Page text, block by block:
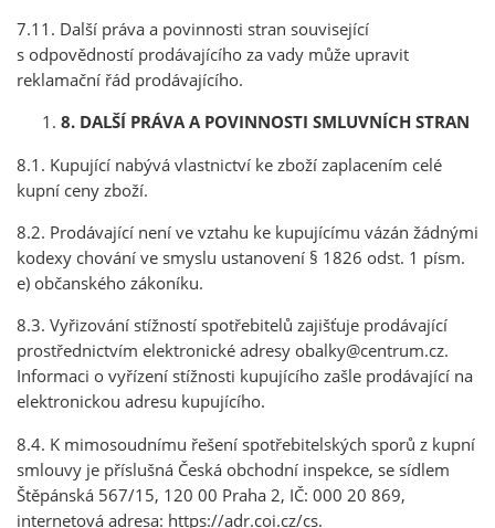
7.11. Další práva a povinnosti stran související
s odpovědností prodávajícího za vady může upravit
reklamační řád prodávajícího.
8. DALŠÍ PRÁVA A POVINNOSTI SMLUVNÍCH STRAN
8.1. Kupující nabývá vlastnictví ke zboží zaplacením celé
kupní ceny zboží.
8.2. Prodávající není ve vztahu ke kupujícímu vázán žádnými
kodexy chování ve smyslu ustanovení § 1826 odst. 1 písm.
e) občanského zákoníku.
8.3. Vyřizování stížností spotřebitelů zajišťuje prodávající
prostřednictvím elektronické adresy obalky@centrum.cz.
Informaci o vyřízení stížnosti kupujícího zašle prodávající na
elektronickou adresu kupujícího.
8.4. K mimosoudnímu řešení spotřebitelských sporů z kupní
smlouvy je příslušná Česká obchodní inspekce, se sídlem
Štěpánská 567/15, 120 00 Praha 2, IČ: 000 20 869,
internetová adresa: https://adr.coi.cz/cs.